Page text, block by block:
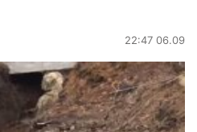
22:47 06.09